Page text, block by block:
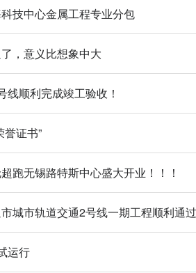
技中心金属工程专业分包
，意义比想象中大
顺利完成竣工验收！
证书”
跑无锡路特斯中心盛大开业！！！
城市轨道交通2号线一期工程顺利通
运行